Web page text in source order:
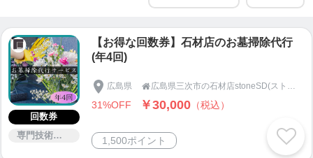
回数券
専門技術サービス
【お得な回数券】石材店のお墓掃除代行
(年4回)
広島県  広島県三次市の石材店stoneSD(ストーンエスディー)
31%OFF ￥30,000 （税込）
1,500ポイント